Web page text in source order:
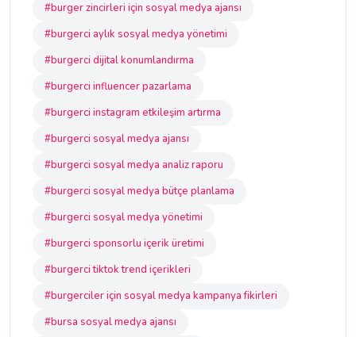
#burger zincirleri için sosyal medya ajansı
#burgerci aylık sosyal medya yönetimi
#burgerci dijital konumlandırma
#burgerci influencer pazarlama
#burgerci instagram etkileşim artırma
#burgerci sosyal medya ajansı
#burgerci sosyal medya analiz raporu
#burgerci sosyal medya bütçe planlama
#burgerci sosyal medya yönetimi
#burgerci sponsorlu içerik üretimi
#burgerci tiktok trend içerikleri
#burgerciler için sosyal medya kampanya fikirleri
#bursa sosyal medya ajansı